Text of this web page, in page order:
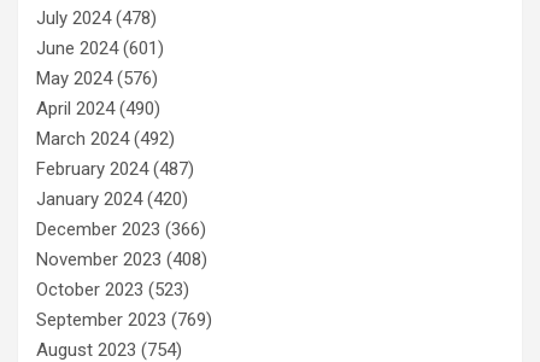
July 2024(478)
June 2024(601)
May 2024(576)
April 2024(490)
March 2024(492)
February 2024(487)
January 2024(420)
December 2023 (366)
November 2023 (408)
October 2023 (523)
September 2023 (769)
August 2023 (754)